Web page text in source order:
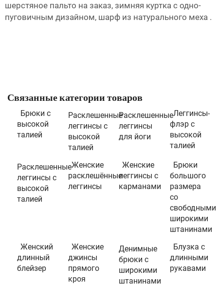
шерстяное пальто на заказ, зимняя куртка с одно-
пуговичным дизайном, шарф из натурального меха .
Связанные категории товаров
Брюки с
высокой
талией
Расклешенные
леггинсы с
высокой
талией
Расклешенные
леггинсы
для йоги
Леггинсы-
флэр с
высокой
талией
Расклешенные
леггинсы с
высокой
талией
Женские
расклешённые
леггинсы
Женские
леггинсы с
карманами
Брюки
большого
размера
со
свободными
широкими
штанинами
Женский
длинный
блейзер
Женские
джинсы
прямого
кроя
Денимные
брюки с
широкими
штанинами
Блузка с
длинными
рукавами